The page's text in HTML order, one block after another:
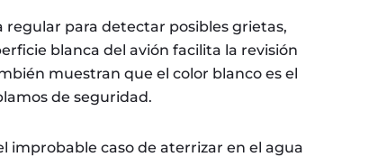
regular para detectar posibles grietas,
blanca del avión facilita la revisión
muestran que el color blanco es el
de seguridad.
improbable caso de aterrizar en el agua